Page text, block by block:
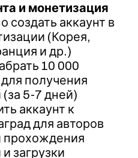
и монетизация
создать аккаунт в
(Корея,
и др.)
10 000
получения
5-7 дней)
аккаунт к
для авторов
прохождения
загрузки